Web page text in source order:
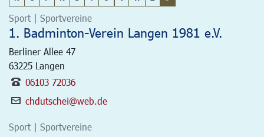
Sport | Sportvereine
1. Badminton-Verein Langen 1981 e.V.
Berliner Allee 47
63225 Langen
06103 72036
chdutschei@web.de
Sport | Sportvereine